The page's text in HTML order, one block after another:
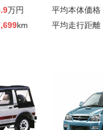
万円
km
平均本体価格
平均走行距離